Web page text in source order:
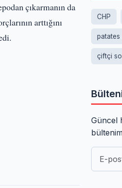
çıkarmanın da
arttığını
CHP
patates
çiftçi
Güncel